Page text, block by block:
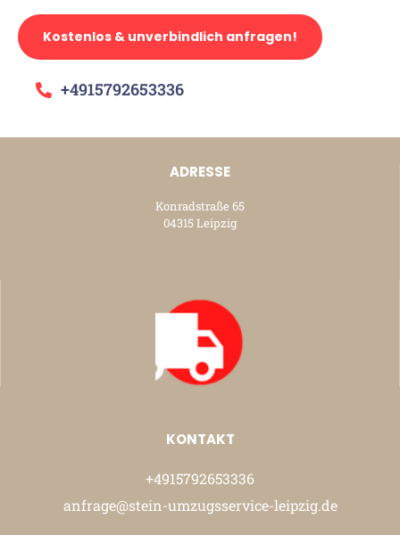
Kostenlos & unverbindlich anfragen!
+4915792653336
ADRESSE
Konradstraße 65
04315 Leipzig
KONTAKT
+4915792653336
anfrage@stein-umzugsservice-leipzig.de